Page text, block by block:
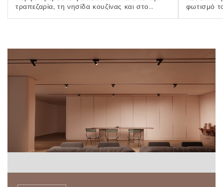
τραπεζαρία, τη νησίδα κουζίνας και στο
φωτισμό